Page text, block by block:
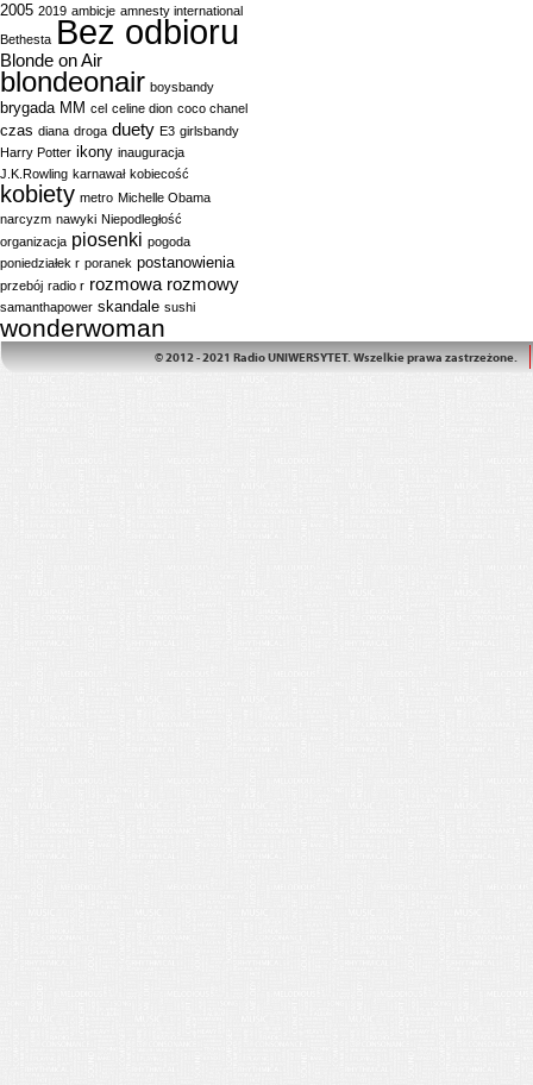
2005 2019 ambicje amnesty international
Bethesta Bez odbioru
Blonde on Air
blondeonair boysbandy
brygada MM cel celine dion coco chanel
czas diana droga duety E3 girlsbandy
Harry Potter ikony inauguracja
J.K.Rowling karnawał kobiecość
kobiety metro Michelle Obama
narcyzm nawyki Niepodległość
organizacja piosenki pogoda
poniedziałek r poranek postanowienia
przebój radio r rozmowa rozmowy
samanthapower skandale sushi
wonderwoman
© 2012 - 2021 Radio UNIWERSYTET. Wszelkie prawa zastrzeżone.